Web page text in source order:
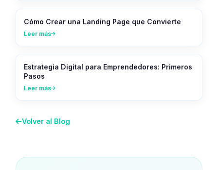
Cómo Crear una Landing Page que Convierte
Leer más
Estrategia Digital para Emprendedores: Primeros
Pasos
Leer más
Volver al Blog